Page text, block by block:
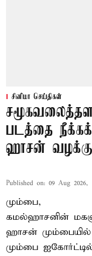
சினிமா செய்திகள்
படத்தை
ஹாசன் வழக்கு
Published on: 09 Aug 2026,
மும்பை,
கமல்ஹாசனின்
ஹாசன் மும்பையில்
மும்பை